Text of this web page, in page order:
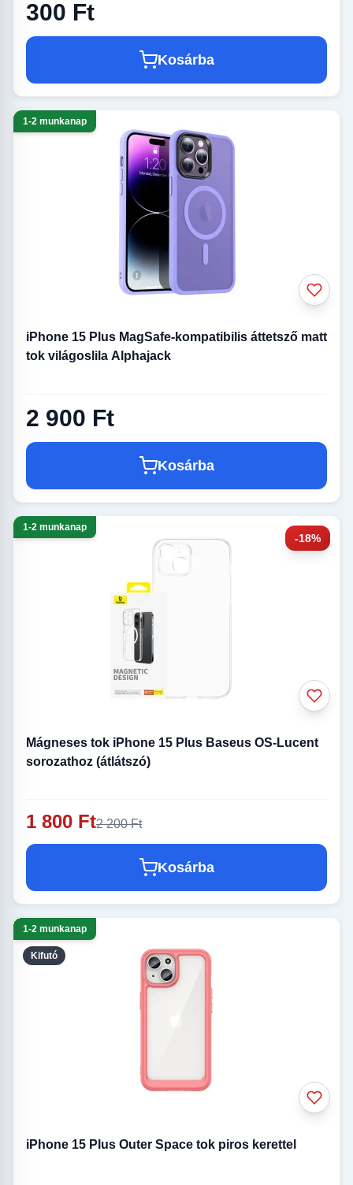
300 Ft
Kosárba
1-2 munkanap
iPhone 15 Plus MagSafe-kompatibilis áttetsző matt
tok világoslila Alphajack
2 900 Ft
Kosárba
-18%
1-2 munkanap
Mágneses tok iPhone 15 Plus Baseus OS-Lucent
sorozathoz (átlátszó)
1 800 Ft2 200 Ft
Kosárba
Kifutó
1-2 munkanap
iPhone 15 Plus Outer Space tok piros kerettel